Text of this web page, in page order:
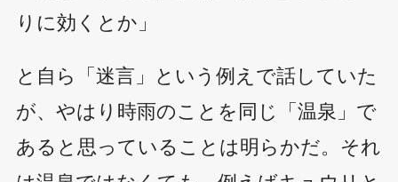
りに効くとか」
と自ら「迷言」という例えで話していた
が、やはり時雨のことを同じ「温泉」で
あると思っていることは明らかだ。それ